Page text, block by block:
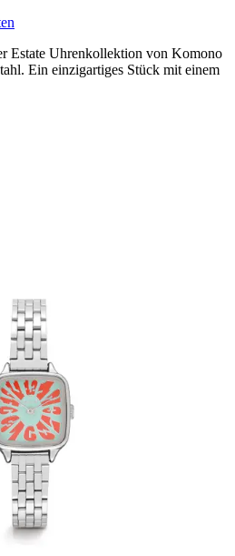
Estate Uhrenkollektion von Komono
Ein einzigartiges Stück mit einem